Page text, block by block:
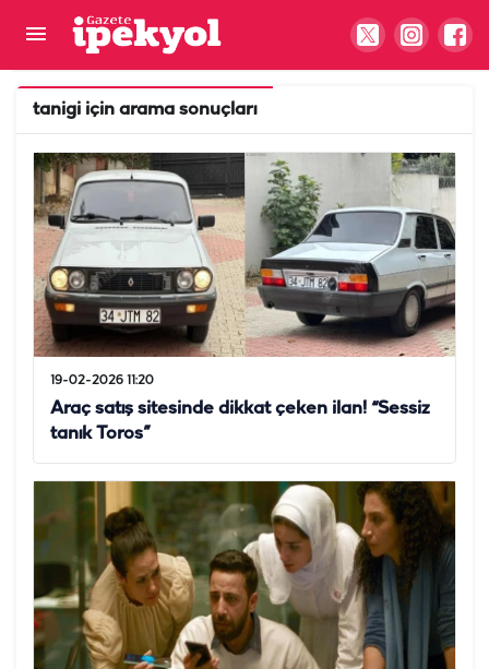
tanigi için arama sonuçları
19-02-2026 11:20
Araç satış sitesinde dikkat çeken ilan! “Sessiz
tanık Toros”